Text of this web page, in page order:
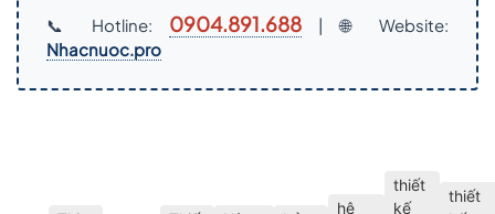
📞 Hotline: 0904.891.688 | 🌐 Website:
Nhacnuoc.pro
hệ
thiết
kế
thiết